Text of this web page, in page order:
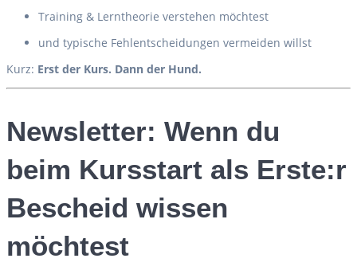
Training & Lerntheorie verstehen möchtest
und typische Fehlentscheidungen vermeiden willst
Kurz: Erst der Kurs. Dann der Hund.
Newsletter: Wenn du
beim Kursstart als Erste:r
Bescheid wissen
möchtest